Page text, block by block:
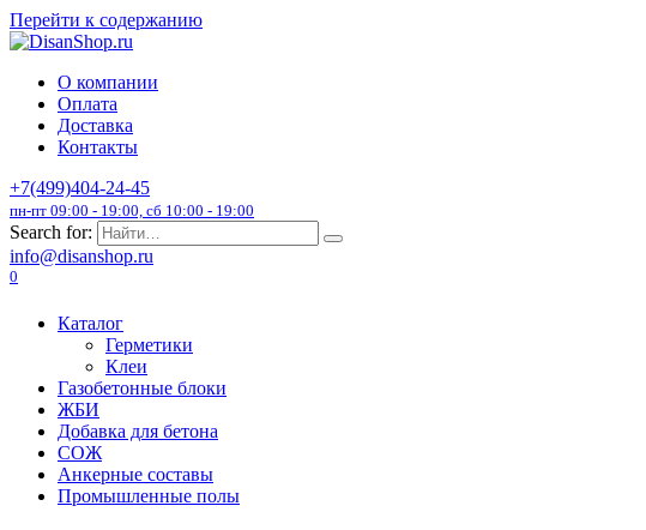
Перейти к содержанию
О компании
Оплата
Доставка
Контакты
+7(499)404-24-45
пн-пт 09:00 - 19:00, сб 10:00 - 19:00
Search for:
info@disanshop.ru
0
Каталог
Герметики
Клеи
Газобетонные блоки
ЖБИ
Добавка для бетона
СОЖ
Анкерные составы
Промышленные полы